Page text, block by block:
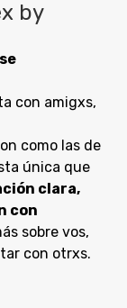
by
con amigxs,
como las de
única que
clara,
con
sobre vos,
con otrxs.